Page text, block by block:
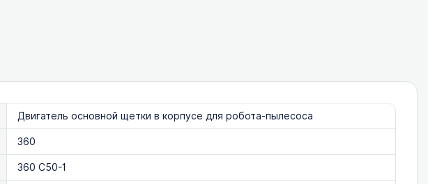
Двигатель основной щетки в корпусе для робота-пылесоса
360
360 C50-1